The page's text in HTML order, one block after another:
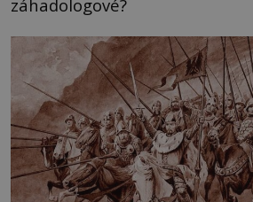
záhadologové?